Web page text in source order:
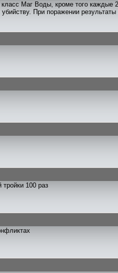
класс Маг Воды, кроме того каждые
При поражении
100 раз